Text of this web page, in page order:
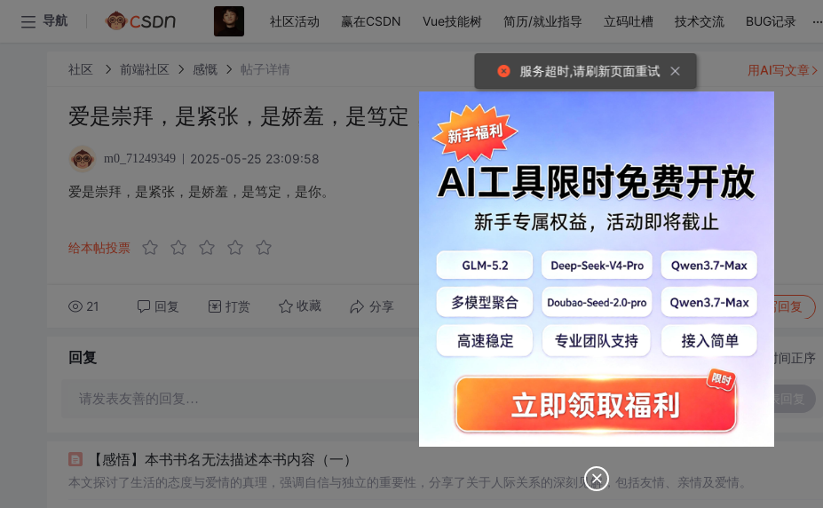
导航 社区活动 赢在CSDN Vue技能树 简历/就业指导 立码吐槽 技术交流 BUG记录 ...
社区 前端社区 感慨 帖子详情
爱是崇拜，是紧张，是娇羞，是笃定，是你。
m0_71249349 2025-05-25 23:09:58
爱是崇拜，是紧张，是娇羞，是笃定，是你。
给本帖投票
21 回复 打赏 收藏 分享 转发到动态 举报 写回复
用AI写文章
回复 切换为时间正序
请发表友善的回复…
【感悟】本书书名无法描述本书内容（一）
本文探讨了生活的态度与爱情的真理，强调自信与独立的重要性，分享了关于人际关系的深刻见解，包括友情、亲情及爱情。
服务超时,请刷新页面重试